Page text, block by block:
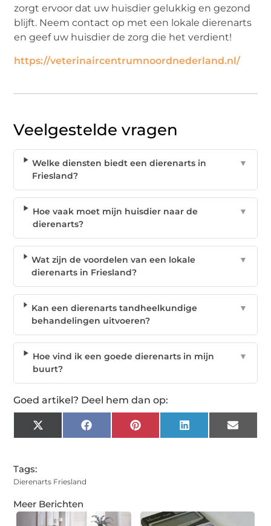
zorgt ervoor dat uw huisdier gelukkig en gezond
blijft. Neem contact op met een lokale dierenarts
en geef uw huisdier de zorg die het verdient!
https://veterinaircentrumnoordnederland.nl/
Veelgestelde vragen
Welke diensten biedt een dierenarts in
Friesland?
▼
Hoe vaak moet mijn huisdier naar de
dierenarts?
▼
Wat zijn de voordelen van een lokale
dierenarts in Friesland?
▼
Kan een dierenarts tandheelkundige
behandelingen uitvoeren?
▼
Hoe vind ik een goede dierenarts in mijn
buurt?
▼
Goed artikel? Deel hem dan op:
X
(Twitter)
Facebook Pinterest LinkedIn Email
Tags:
Dierenarts Friesland
Meer Berichten